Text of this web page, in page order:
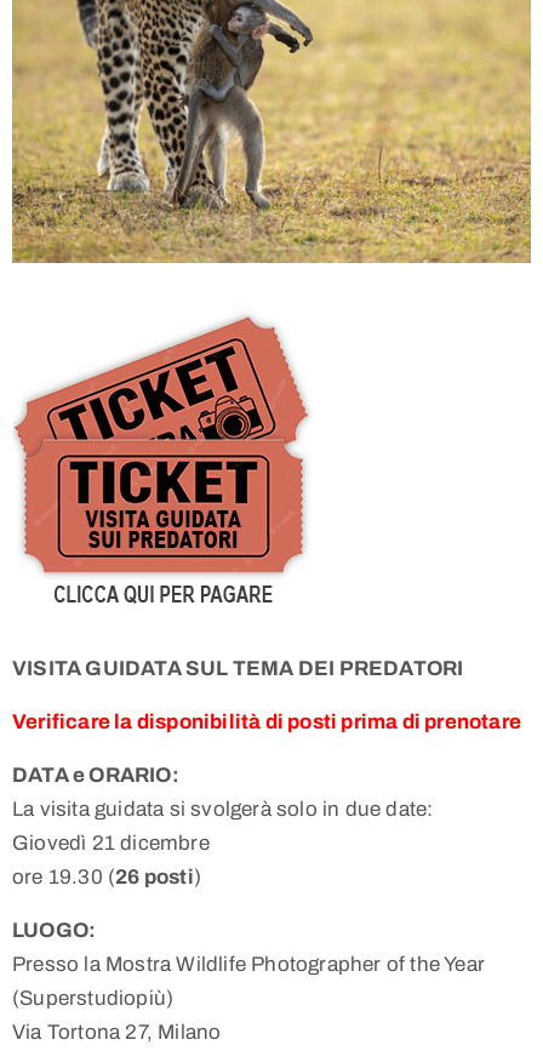
VISITA GUIDATA SUL TEMA DEI PREDATORI
Verificare la disponibilità di posti prima di prenotare
DATA e ORARIO:
La visita guidata si svolgerà solo in due date:
Giovedì 21 dicembre
ore 19.30 (26 posti)
LUOGO:
Presso la Mostra Wildlife Photographer of the Year
(Superstudiopiù)
Via Tortona 27, Milano